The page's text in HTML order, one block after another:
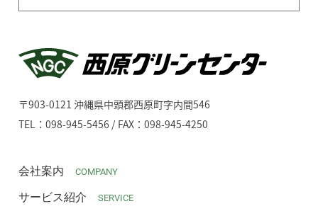
〒903-0121 沖縄県中頭郡西原町字内間546
TEL：098-945-5456 / FAX：098-945-4250
会社案内 COMPANY
サービス紹介 SERVICE